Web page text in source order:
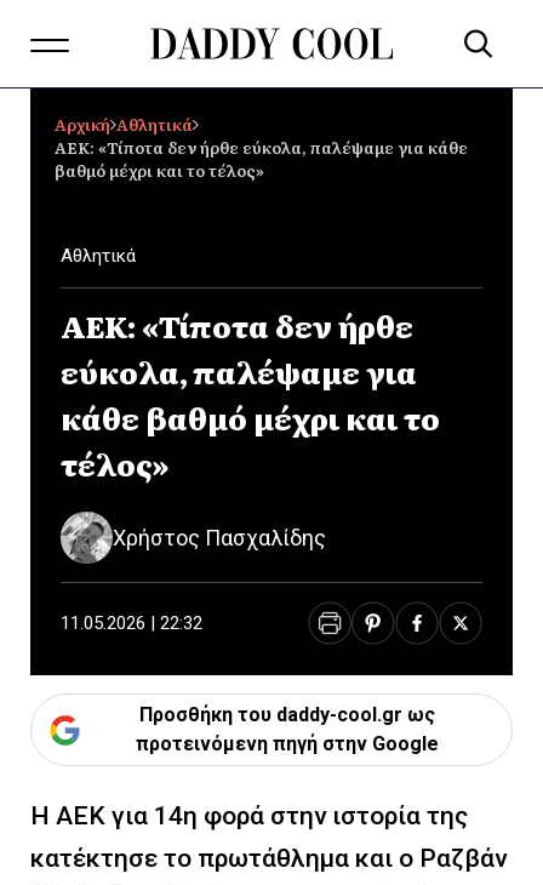
Αρχική Αθλητικά
ΑΕΚ: «Τίποτα δεν ήρθε εύκολα, παλέψαμε για κάθε
βαθμό μέχρι και το τέλος»
Αθλητικά
ΑΕΚ: «Τίποτα δεν ήρθε
εύκολα, παλέψαμε για
κάθε βαθμό μέχρι και το
τέλος»
Χρήστος Πασχαλίδης
11.05.2026 | 22:32
Προσθήκη του daddy-cool.gr ως
προτεινόμενη πηγή στην Google
Η ΑΕΚ για 14η φορά στην ιστορία της
κατέκτησε το πρωτάθλημα και ο Ραζβάν